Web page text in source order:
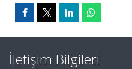
İletişim Bilgileri